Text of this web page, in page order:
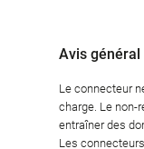
Avis
Le connecteur
charge. Le non-
entraîner des
Les